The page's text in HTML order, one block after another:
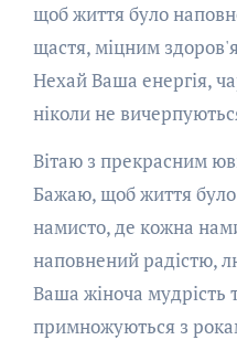
щоб життя було
щастя, міцним
Нехай Ваша енергія,
ніколи не
Вітаю з прекрасним
Бажаю, щоб життя
намисто, де кожна
наповнений радістю,
Ваша жіноча мудрість
примножуються з